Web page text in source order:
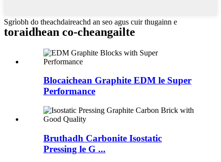
Sgrìobh do theachdaireachd an seo agus cuir thugainn e
toraidhean co-cheangailte
Blocaichean Graphite EDM le Super
Performance
Bruthadh Carbonite Isostatic
Pressing le G ...